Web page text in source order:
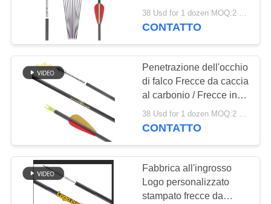
CONTROLLO
DI
QUALITÀ
CONTATTICI
UNA
CITAZIONE
caccia al carbonio /
Frecce in fibra di
38 Usd for 1 dozen MOQ:2 dozzine
CONTATTO
Penetrazione dell'occhio
di falco Frecce da caccia
al carbonio / Frecce in
fibra di carbonio
Resistenza all'impatto
38 Usd for 1 dozen MOQ:2 dozzine
CONTATTO
Fabbrica all'ingrosso
Logo personalizzato
stampato frecce da